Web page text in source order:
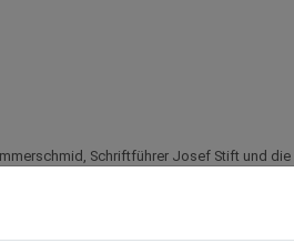
Schriftführer Josef Stift und die